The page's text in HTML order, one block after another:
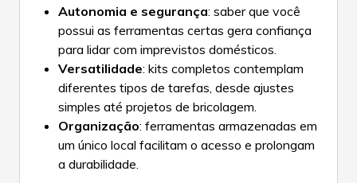
Autonomia e segurança: saber que você
possui as ferramentas certas gera confiança
para lidar com imprevistos domésticos.
Versatilidade: kits completos contemplam
diferentes tipos de tarefas, desde ajustes
simples até projetos de bricolagem.
Organização: ferramentas armazenadas em
um único local facilitam o acesso e prolongam
a durabilidade.